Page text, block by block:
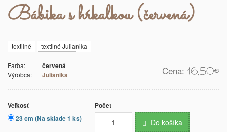
Bábika s hŕkalkou (červená)
textilné textilné Julianika
Farba: červená
Výrobca: Julianika Cena: 16,50€
Veľkosť
23 cm (Na sklade 1 ks)
Počet
Do košíka